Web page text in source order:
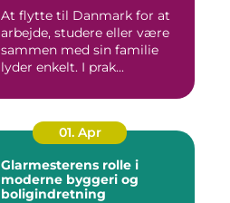
At flytte til Danmark for at
arbejde, studere eller være
sammen med sin familie
lyder enkelt. I prak...
01. Apr
Glarmesterens rolle i
moderne byggeri og
boligindretning